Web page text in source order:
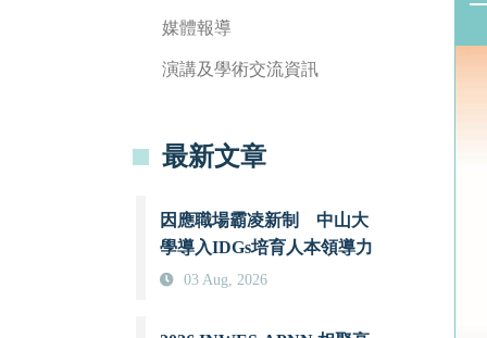
媒體報導
演講及學術交流資訊
最新文章
因應職場霸凌新制 中山大
學導入IDGs培育人本領導力
03 Aug, 2026